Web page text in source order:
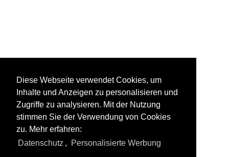
Diese Webseite verwendet Cookies, um
Inhalte und Anzeigen zu personalisieren und
Zugriffe zu analysieren. Mit der Nutzung
stimmen Sie der Verwendung von Cookies
zu. Mehr erfahren:
Datenschutz , Personalisierte Werbung